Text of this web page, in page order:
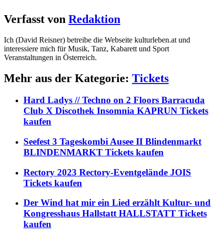
Verfasst von Redaktion
Ich (David Reisner) betreibe die Webseite kulturleben.at und
interessiere mich für Musik, Tanz, Kabarett und Sport
Veranstaltungen in Österreich.
Mehr aus der Kategorie: Tickets
Hard Ladys // Techno on 2 Floors Barracuda
Club X Discothek Insomnia KAPRUN Tickets
kaufen
Seefest 3 Tageskombi Ausee II Blindenmarkt
BLINDENMARKT Tickets kaufen
Rectory 2023 Rectory-Eventgelände JOIS
Tickets kaufen
Der Wind hat mir ein Lied erzählt Kultur- und
Kongresshaus Hallstatt HALLSTATT Tickets
kaufen